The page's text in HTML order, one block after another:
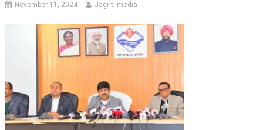
November 11, 2024 Jagriti media